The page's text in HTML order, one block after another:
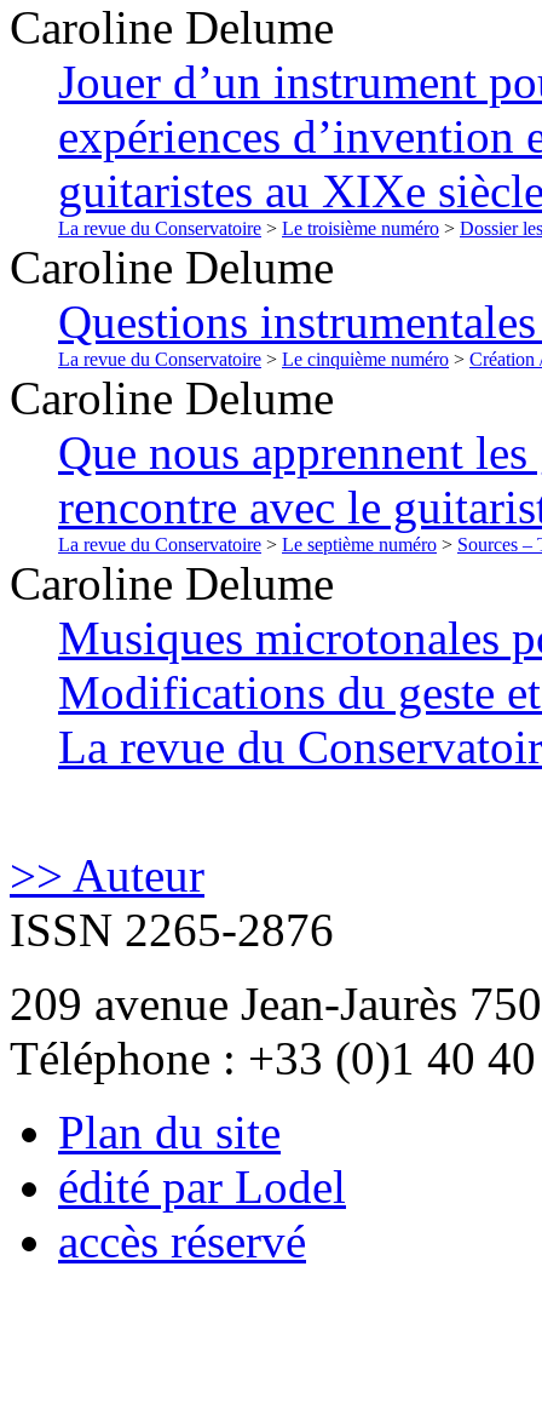
Caroline Delume
Jouer d’un instrument
expériences d’invention
guitaristes au XIXe
La revue du Conservatoire > Le troisième numéro > Dossier
Caroline Delume
Questions
La revue du Conservatoire > Le cinquième numéro > Création
Caroline Delume
Que nous apprennent
rencontre avec le
La revue du Conservatoire > Le septième numéro > Sources –
Caroline Delume
Musiques microtonales
Modifications du geste
La revue du
>> Auteur
ISSN 2265-2876
209 avenue Jean-Jaurès
Téléphone : +33 (0)1 40
Plan du site
édité par Lodel
accès réservé